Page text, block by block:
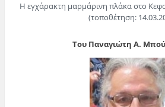
Η εγχάρακτη μαρμάρινη πλάκα στο
(τοποθέτηση:
Του Παναγιώτη Α.